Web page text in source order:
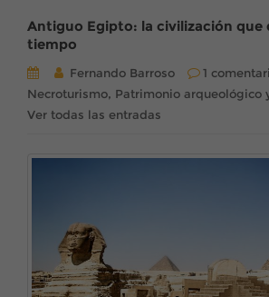
Antiguo Egipto: la civilización que
tiempo
Fernando Barroso
1
Necroturismo, Patrimonio arqueológico
Ver todas las entradas